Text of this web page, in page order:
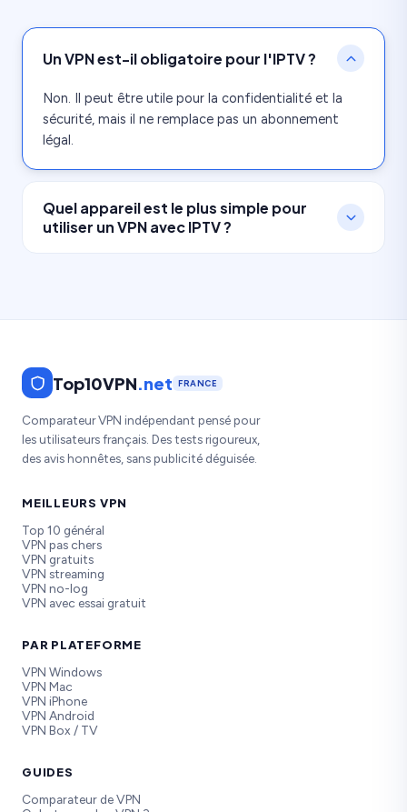
Un VPN est-il obligatoire pour l'IPTV ?
Non. Il peut être utile pour la confidentialité et la
sécurité, mais il ne remplace pas un abonnement
légal.
Quel appareil est le plus simple pour
utiliser un VPN avec IPTV ?
Top10VPN.net FRANCE
Comparateur VPN indépendant pensé pour
les utilisateurs français. Des tests rigoureux,
des avis honnêtes, sans publicité déguisée.
MEILLEURS VPN
Top 10 général
VPN pas chers
VPN gratuits
VPN streaming
VPN no-log
VPN avec essai gratuit
PAR PLATEFORME
VPN Windows
VPN Mac
VPN iPhone
VPN Android
VPN Box / TV
GUIDES
Comparateur de VPN